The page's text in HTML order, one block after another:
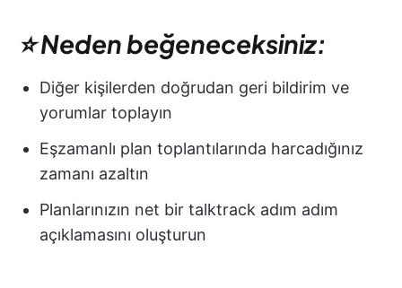
⭐ Neden beğeneceksiniz:
Diğer kişilerden doğrudan geri bildirim ve
yorumlar toplayın
Eşzamanlı plan toplantılarında harcadığınız
zamanı azaltın
Planlarınızın net bir talktrack adım adım
açıklamasını oluşturun